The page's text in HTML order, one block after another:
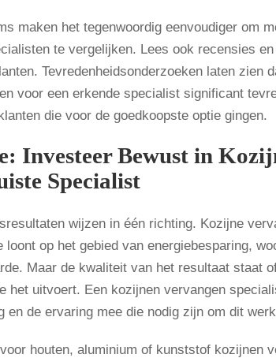
maken het tegenwoordig eenvoudiger om
te vergelijken. Lees ook recensies
Tevredenheidsonderzoeken laten zien
voor een erkende specialist significant
die voor de goedkoopste optie gingen.
Investeer Bewust in
Specialist
wijzen in één richting. Kozijne
loont op het gebied van energiebesparing,
Maar de kwaliteit van het resultaat staat
het uitvoert. Een kozijnen vervangen
en de ervaring mee die nodig zijn om dit
houten, aluminium of kunststof kozijnen